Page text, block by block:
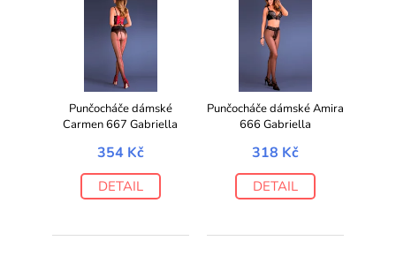
Punčocháče dámské
Carmen 667 Gabriella
354 Kč
DETAIL
Punčocháče dámské Amira
666 Gabriella
318 Kč
DETAIL